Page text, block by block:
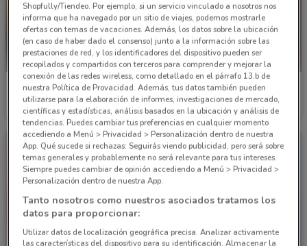
Price Shoes
Caduca el 31/12 4.8 km
Price Shoes
Caduca el 31/12 4.8 km
Shopfully/Tiendeo. Por ejemplo, si un servicio vinculado a nosotros nos
informa que ha navegado por un sitio de viajes, podemos mostrarle
ofertas con temas de vacaciones. Además, los datos sobre la ubicación
(en caso de haber dado el consenso) junto a la información sobre las
prestaciones de red, y los identificadores del dispositivo pueden ser
recopilados y compartidos con terceros para comprender y mejorar la
conexión de las redes wireless, como detallado en el párrafo 13.b de
nuestra Política de Provacidad. Además, tus datos también pueden
utilizarse para la elaboración de informes, investigaciones de mercado,
científicas y estadísticas, análisis basados en la ubicación y análisis de
tendencias. Puedes cambiar tus preferencias en cualquier momento
accediendo a Menú > Privacidad > Personalización dentro de nuestra
App. Qué sucede si rechazas: Seguirás viendo publicidad, pero será sobre
temas generales y probablemente no será relevante para tus intereses.
Siempre puedes cambiar de opinión accediendo a Menú > Privacidad >
Personalización dentro de nuestra App.
Tanto nosotros como nuestros asociados tratamos los
datos para proporcionar:
Utilizar datos de localización geográfica precisa. Analizar activamente
las características del dispositivo para su identificación. Almacenar la